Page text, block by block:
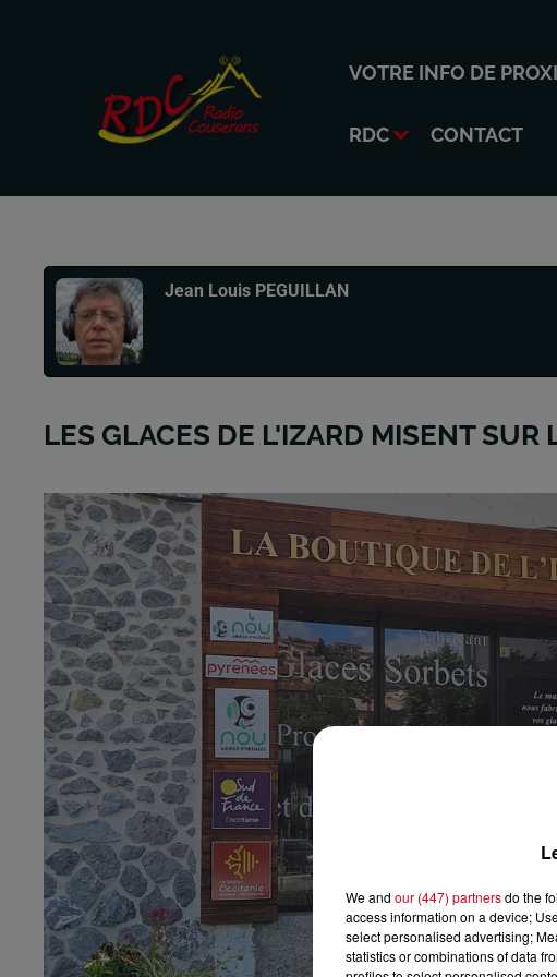
VOTRE INFO DE
RDC CONTACT
Jean Louis PEGUILLAN
LES GLACES DE L'IZARD MISENT SUR
We and our (447) partnersdo the
access information on a device;
select personalised advertising;
statistics or combinations of data